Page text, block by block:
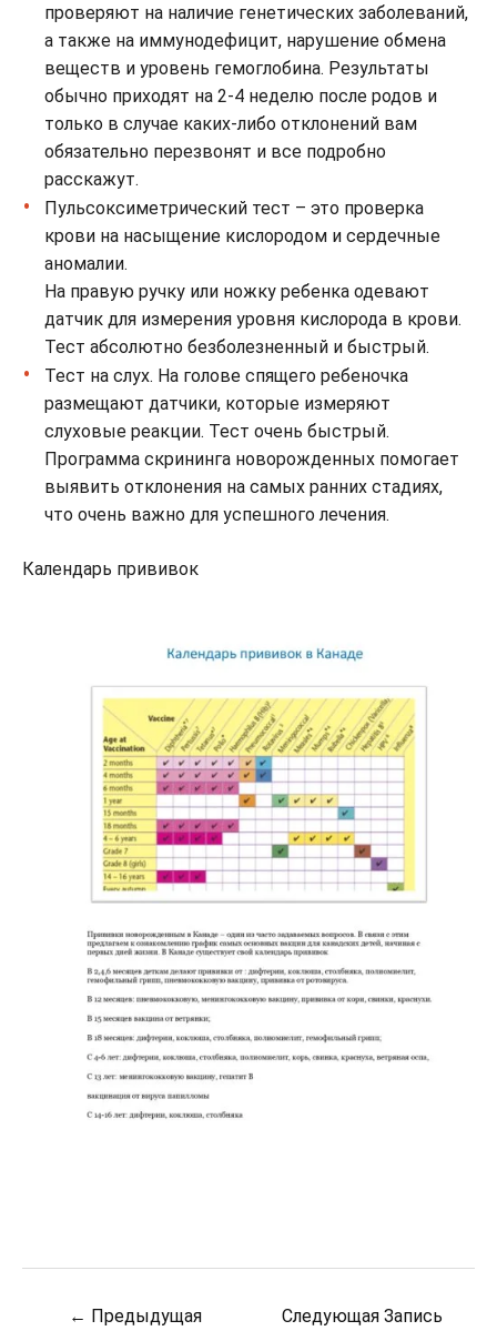
проверяют на наличие генетических заболеваний,
а также на иммунодефицит, нарушение обмена
веществ и уровень гемоглобина. Результаты
обычно приходят на 2-4 неделю после родов и
только в случае каких-либо отклонений вам
обязательно перезвонят и все подробно
расскажут.
Пульсоксиметрический тест – это проверка
крови на насыщение кислородом и сердечные
аномалии.
На правую ручку или ножку ребенка одевают
датчик для измерения уровня кислорода в крови.
Тест абсолютно безболезненный и быстрый.
Тест на слух. На голове спящего ребеночка
размещают датчики, которые измеряют
слуховые реакции. Тест очень быстрый.
Программа скрининга новорожденных помогает
выявить отклонения на самых ранних стадиях,
что очень важно для успешного лечения.
Календарь прививок
← Предыдущая
Следующая Запись